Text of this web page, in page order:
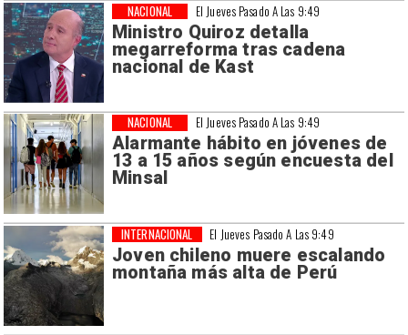
El Jueves Pasado A Las 9:49
Ministro Quiroz detalla
megarreforma tras cadena
nacional de Kast
NACIONAL
El Jueves Pasado A Las 9:49
Alarmante hábito en jóvenes de
13 a 15 años según encuesta del
Minsal
NACIONAL
El Jueves Pasado A Las 9:49
Joven chileno muere escalando
montaña más alta de Perú
INTERNACIONAL